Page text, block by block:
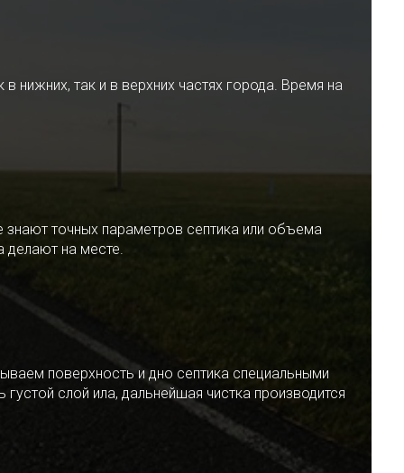
так и в верхних частях города. Время на
точных параметров септика или объема
делают на месте.
поверхность и дно септика специальными
слой ила, дальнейшая чистка производится